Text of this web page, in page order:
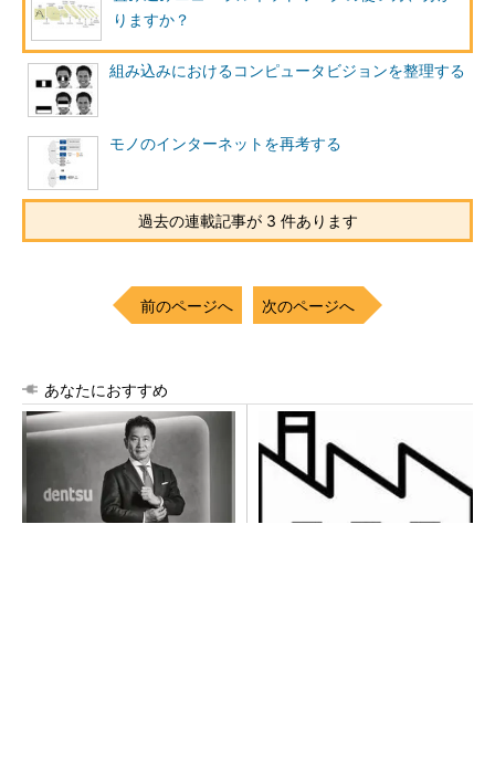
りますか？
組み込みにおけるコンピュータビジョンを整理する
モノのインターネットを再考する
過去の連載記事が 3 件あります
前のページへ 次のページへ
あなたにおすすめ